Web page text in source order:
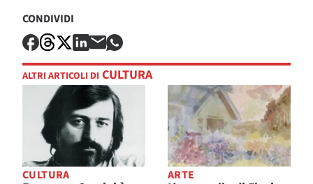
CONDIVIDI
ALTRI ARTICOLI DI CULTURA
CULTURA ARTE